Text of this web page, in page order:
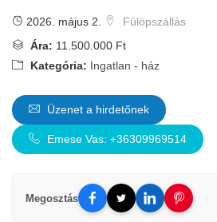
2026. május 2.
Fülöpszállás
Ára: 11.500.000 Ft
Kategória: Ingatlan - ház
Üzenet a hirdetőnek
Emese Vas: +36309969514
Megosztás